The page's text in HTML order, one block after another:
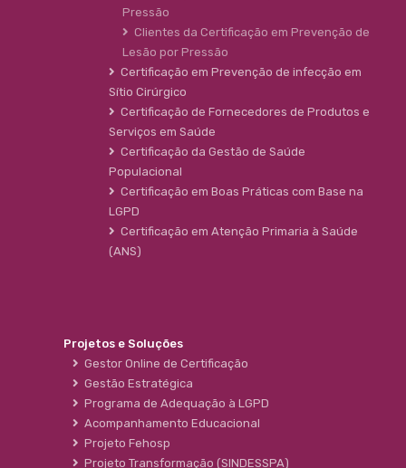
Pressão
Clientes da Certificação em Prevenção de
Lesão por Pressão
Certificação em Prevenção de infecção em
Sítio Cirúrgico
Certificação de Fornecedores de Produtos e
Serviços em Saúde
Certificação da Gestão de Saúde
Populacional
Certificação em Boas Práticas com Base na
LGPD
Certificação em Atenção Primaria à Saúde
(ANS)
Projetos e Soluções
Gestor Online de Certificação
Gestão Estratégica
Programa de Adequação à LGPD
Acompanhamento Educacional
Projeto Fehosp
Projeto Transformação (SINDESSPA)